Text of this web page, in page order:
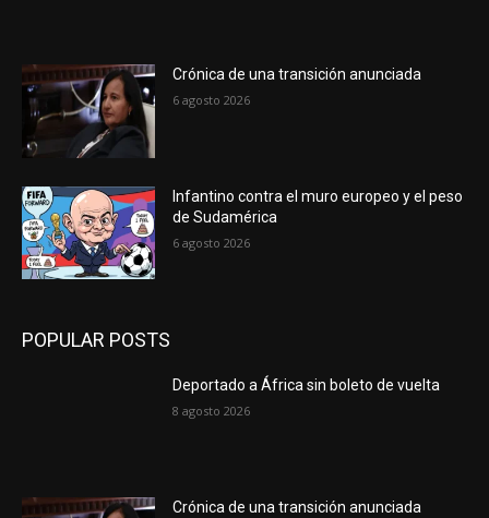
Crónica de una transición anunciada
6 agosto 2026
Infantino contra el muro europeo y el peso
de Sudamérica
6 agosto 2026
POPULAR POSTS
Deportado a África sin boleto de vuelta
8 agosto 2026
Crónica de una transición anunciada